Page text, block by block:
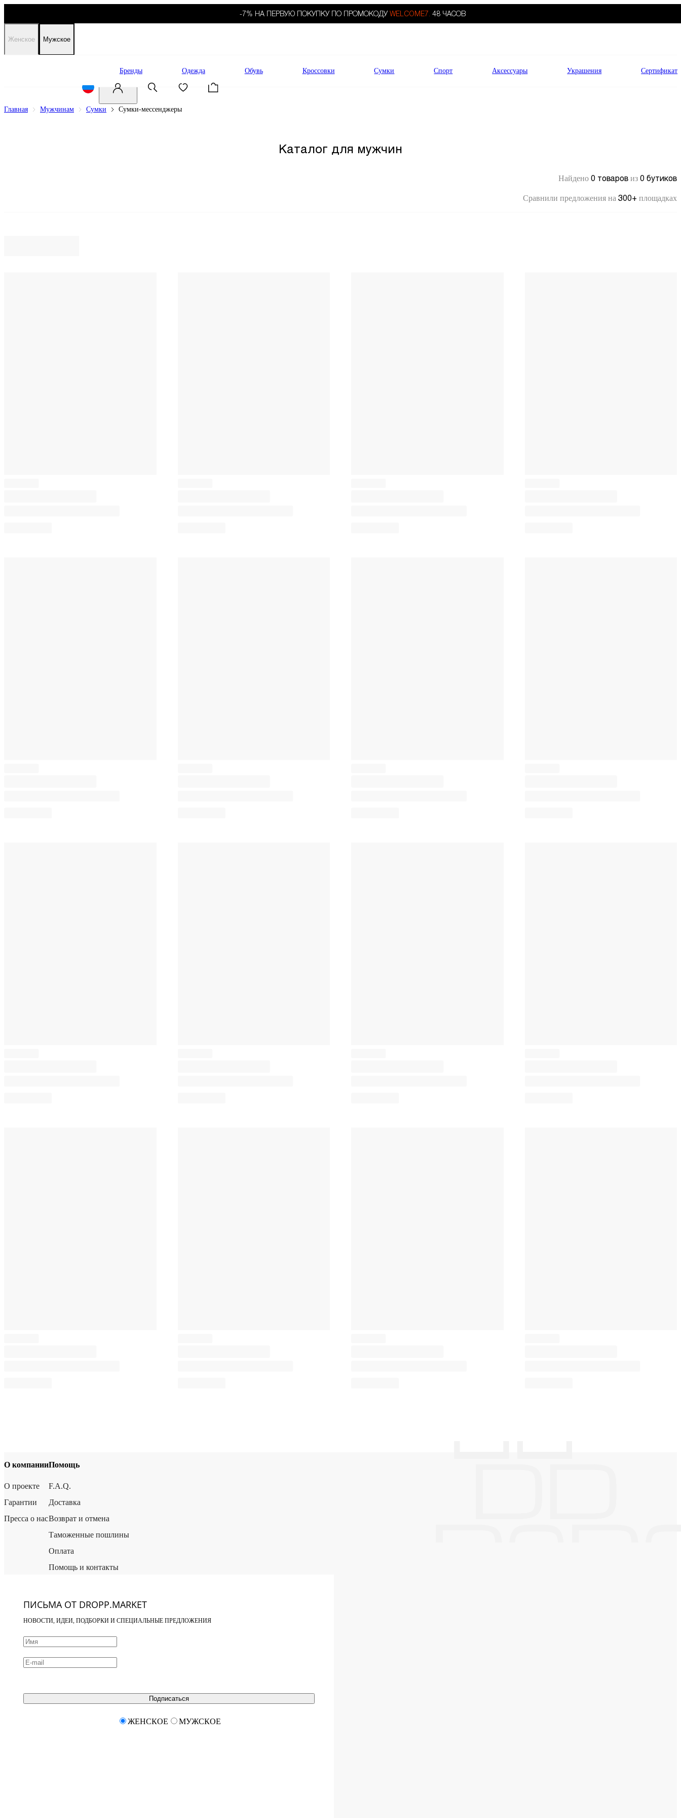
-7% НА ПЕРВУЮ ПОКУПКУ ПО ПРОМОКОДУ WELCOME7. 48 ЧАСОВ
Женское Мужское
Бренды Одежда Обувь Кроссовки Сумки Спорт Аксессуары Украшения Сертификат
Главная Мужчинам Сумки Сумки-мессенджеры
Каталог для мужчин
Найдено 0 товаров из 0 бутиков
Сравнили предложения на 300+ площадках
О компании
О проекте
Гарантии
Пресса о нас
Помощь
F.A.Q.
Доставка
Возврат и отмена
Таможенные пошлины
Оплата
Помощь и контакты
ПИСЬМА ОТ DROPP.MARKET
НОВОСТИ, ИДЕИ, ПОДБОРКИ И СПЕЦИАЛЬНЫЕ ПРЕДЛОЖЕНИЯ
Подписаться
ЖЕНСКОЕ МУЖСКОЕ